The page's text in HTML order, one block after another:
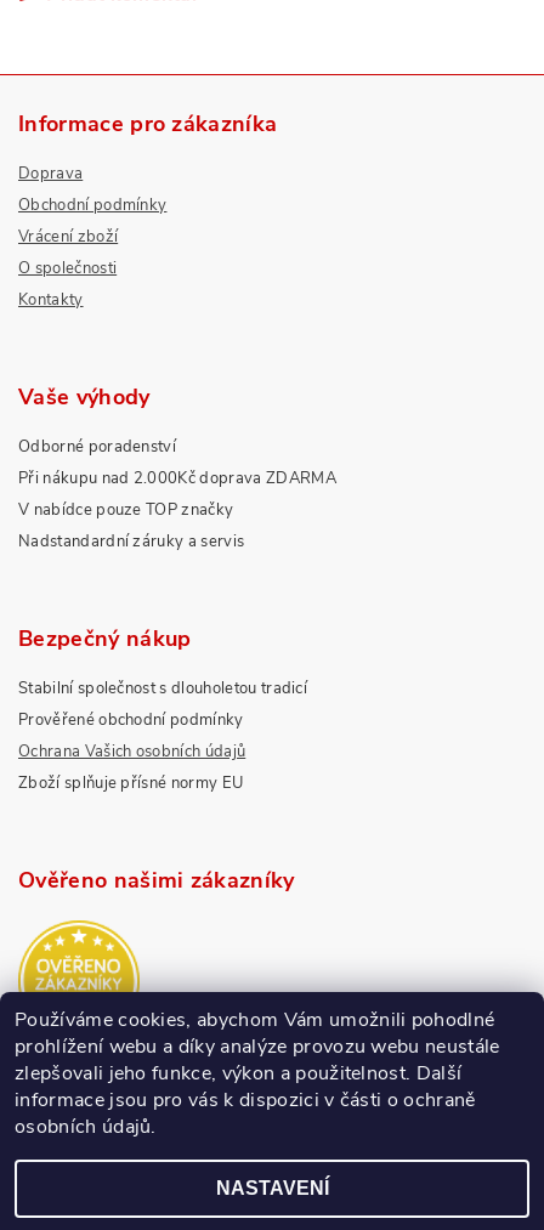
Informace pro zákazníka
Doprava
Obchodní podmínky
Vrácení zboží
O společnosti
Kontakty
Vaše výhody
Odborné poradenství
Při nákupu nad 2.000Kč doprava ZDARMA
V nabídce pouze TOP značky
Nadstandardní záruky a servis
Bezpečný nákup
Stabilní společnost s dlouholetou tradicí
Prověřené obchodní podmínky
Ochrana Vašich osobních údajů
Zboží splňuje přísné normy EU
Ověřeno našimi zákazníky
Používáme cookies, abychom Vám umožnili pohodlné
prohlížení webu a díky analýze provozu webu neustále
zlepšovali jeho funkce, výkon a použitelnost. Další
informace jsou pro vás k dispozici v části o ochraně
osobních údajů.
NASTAVENÍ